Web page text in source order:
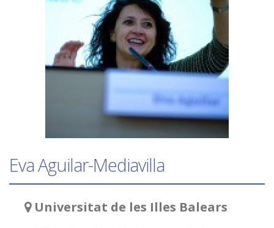
Eva Aguilar-Mediavilla
Universitat de les Illes Balears